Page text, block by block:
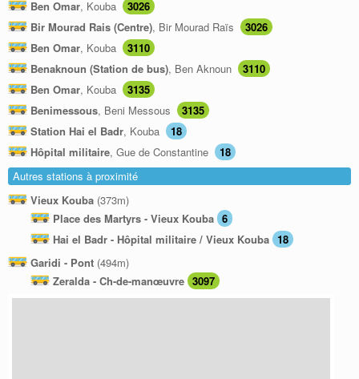
Ben Omar, Kouba
3026
Bir Mourad Rais (Centre), Bir Mourad Raïs
3026
Ben Omar, Kouba
3110
Benaknoun (Station de bus), Ben Aknoun
3110
Ben Omar, Kouba
3135
Benimessous, Beni Messous
3135
Station Hai el Badr, Kouba
18
Hôpital militaire, Gue de Constantine
18
Autres stations à proximité
Vieux Kouba (373m)
Place des Martyrs - Vieux Kouba 6
Hai el Badr - Hôpital militaire / Vieux Kouba 18
Garidi - Pont (494m)
Zeralda - Ch-de-manœuvre 3097